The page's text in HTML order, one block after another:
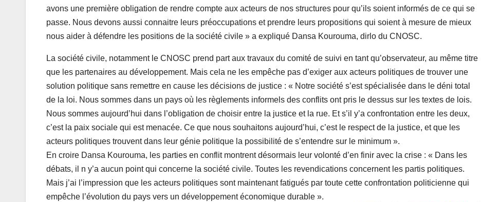
avons une première obligation de rendre compte aux acteurs de nos structures pour qu’ils soient informés de ce qui se
passe. Nous devons aussi connaitre leurs préoccupations et prendre leurs propositions qui soient à mesure de mieux
nous aider à défendre les positions de la société civile » a expliqué Dansa Kourouma, dirlo du CNOSC.
La société civile, notamment le CNOSC prend part aux travaux du comité de suivi en tant qu’observateur, au même titre
que les partenaires au développement. Mais cela ne les empêche pas d’exiger aux acteurs politiques de trouver une
solution politique sans remettre en cause les décisions de justice : « Notre société s’est spécialisée dans le déni total
de la loi. Nous sommes dans un pays où les règlements informels des conflits ont pris le dessus sur les textes de lois.
Nous sommes aujourd’hui dans l’obligation de choisir entre la justice et la rue. Et s’il y’a confrontation entre les deux,
c’est la paix sociale qui est menacée. Ce que nous souhaitons aujourd’hui, c’est le respect de la justice, et que les
acteurs politiques trouvent dans leur génie politique la possibilité de s’entendre sur le minimum ».
En croire Dansa Kourouma, les parties en conflit montrent désormais leur volonté d’en finir avec la crise : « Dans les
débats, il n y’a aucun point qui concerne la société civile. Toutes les revendications concernent les partis politiques.
Mais j’ai l’impression que les acteurs politiques sont maintenant fatigués par toute cette confrontation politicienne qui
empêche l’évolution du pays vers un développement économique durable ».